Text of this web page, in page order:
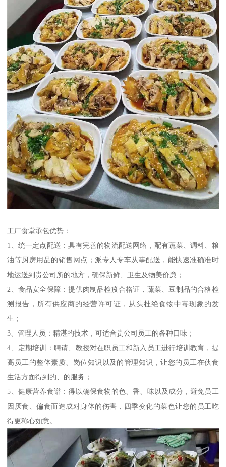
工厂食堂承包优势：
1、统一定点配送：具有完善的物流配送网络，配有蔬菜、调料、粮
油等厨房用品的销售网点；派专人专车从事配送，能快速准确准时
地运送到贵公司所的地方，确保新鲜、卫生及物美价廉；
2、食品安全保障：提供肉制品检疫合格证，蔬菜、豆制品的合格检
测报告，所有供应商的经营许可证，从头杜绝食物中毒现象的发
生；
3、管理人员：精湛的技术，可适合贵公司员工的各种口味；
4、定期培训：聘请、教授对在职员工和新入员工进行培训教育，提
高员工的整体素质、岗位知识以及的管理知识，让您的员工在伙食
生活方面得到的、的服务；
5、健康营养食谱：得以确保食物的色、香、味以及成分，避免员工
因厌食、偏食而造成对身体的伤害，四季变化的菜色让您的员工吃
得更称心如意。